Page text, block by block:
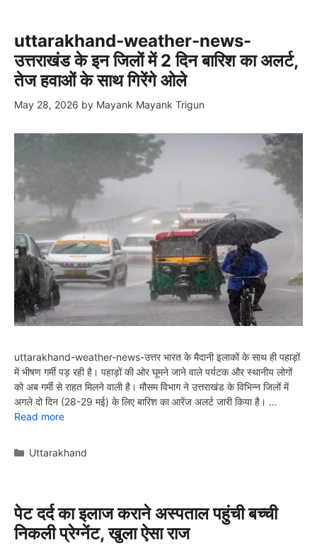
uttarakhand-weather-news-
उत्तराखंड के इन जिलों में 2 दिन बारिश का अलर्ट,
तेज हवाओं के साथ गिरेंगे ओले
May 28, 2026 by Mayank Mayank Trigun
uttarakhand-weather-news-उत्तर भारत के मैदानी इलाकों के साथ ही पहाड़ों
में भीषण गर्मी पड़ रही है। पहाड़ों की ओर घूमने जाने वाले पर्यटक और स्थानीय लोगों
को अब गर्मी से राहत मिलने वाली है। मौसम विभाग ने उत्तराखंड के विभिन्न जिलों में
अगले दो दिन (28-29 मई) के लिए बारिश का आरेंज अलर्ट जारी किया है। …
Read more
Categories
Uttarakhand
पेट दर्द का इलाज कराने अस्पताल पहुंची बच्ची
निकली प्रेग्नेंट, खुला ऐसा राज